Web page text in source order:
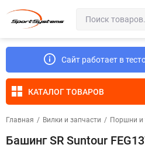
Сайт работает в
КАТАЛОГ ТОВАРОВ
Главная / Вилки и запчасти / Поршни и
Башинг SR Suntour